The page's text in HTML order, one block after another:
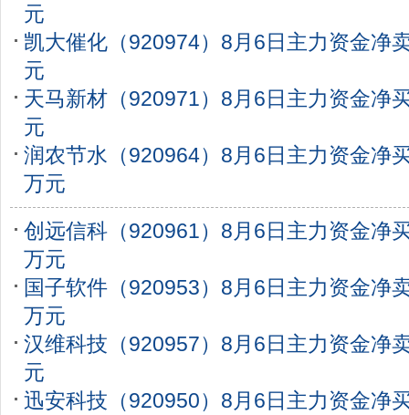
元
凯大催化（920974）8月6日主力资金净
元
天马新材（920971）8月6日主力资金净
元
润农节水（920964）8月6日主力资金净
万元
创远信科（920961）8月6日主力资金净
万元
国子软件（920953）8月6日主力资金净
万元
汉维科技（920957）8月6日主力资金净
元
迅安科技（920950）8月6日主力资金净